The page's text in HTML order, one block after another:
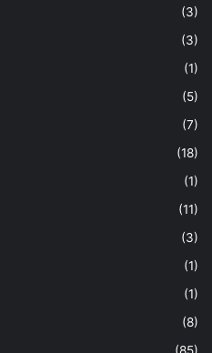
(3)
(3)
(1)
(5)
(7)
(18)
(1)
(11)
(3)
(1)
(1)
(8)
(85)